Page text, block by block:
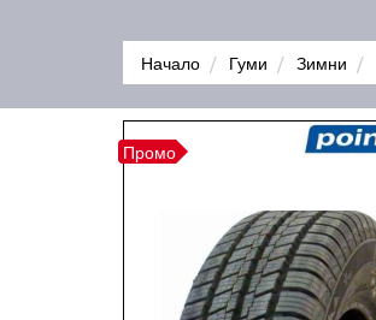
Начало Гуми Зимни
Промо